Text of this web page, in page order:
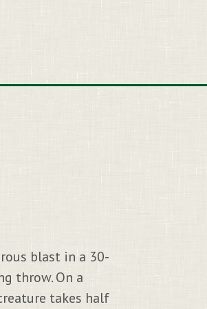
blast in a 30-
throw. On a
takes half